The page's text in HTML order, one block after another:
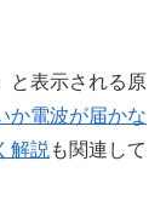
と表示される原
か電波が届かな
解説 も関連して